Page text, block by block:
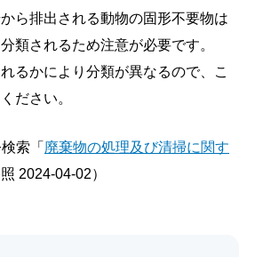
ら排出される動物の固形不要物は
類されるため注意が必要です。
るかにより分類が異なるので、こ
ださい。
索「 廃棄物の処理及び清掃に関す
2024-04-02）